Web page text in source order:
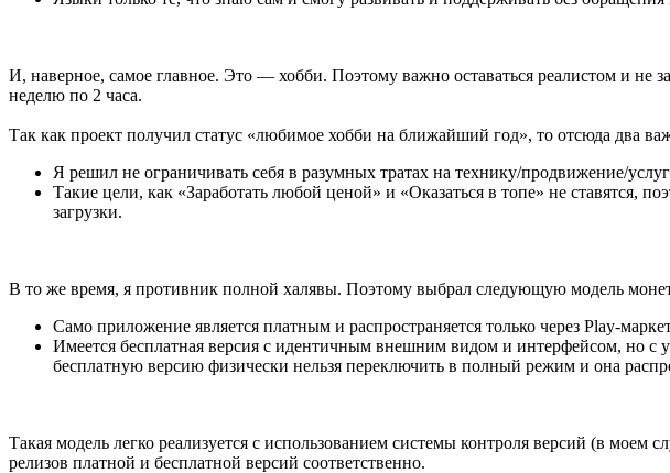
И, наверное, самое главное. Это — хобби. Поэтому важно оставаться реалистом и не
неделю по 2 часа.
Так как проект получил статус «любимое хобби на ближайший год», то отсюда два
Я решил не ограничивать себя в разумных тратах на технику/продвижение/
Такие цели, как «Заработать любой ценой» и «Оказаться в топе» не ставятся,
загрузки.
В то же время, я противник полной халявы. Поэтому выбрал следующую модель
Само приложение является платным и распространяется только через Play-
Имеется бесплатная версия с идентичным внешним видом и интерфейсом, но с
бесплатную версию физически нельзя переключить в полный режим и она
Такая модель легко реализуется с использованием системы контроля версий (в моем
релизов платной и бесплатной версий соответственно.